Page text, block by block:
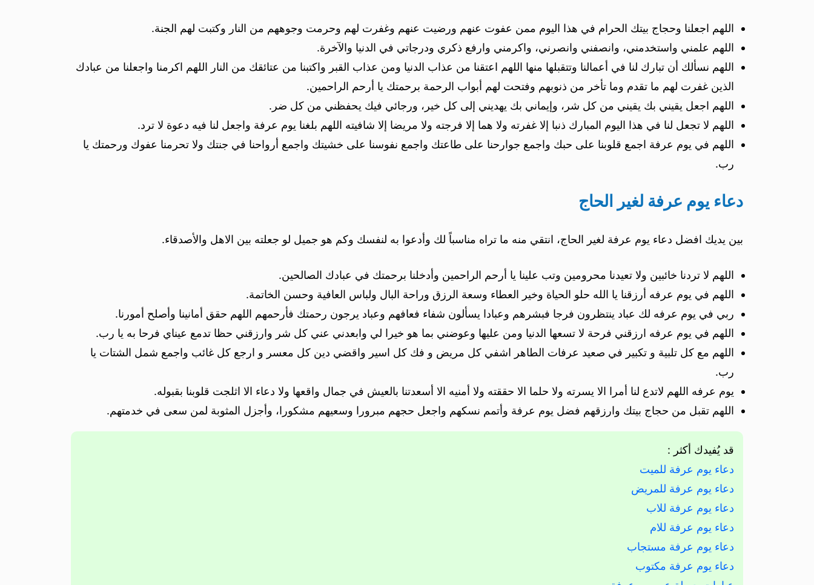
اللهم اجعلنا وحجاج بيتك الحرام في هذا اليوم ممن عفوت عنهم ورضيت عنهم وغفرت لهم وحرمت وجوههم من النار وكتبت لهم الجنة.
اللهم علمني واستخدمني، وانصفني وانصرني، واكرمني وارفع ذكري ودرجاتي في الدنيا والآخرة.
اللهم نسألك أن تبارك لنا في أعمالنا وتتقبلها منها اللهم اعتقنا من عذاب الدنيا ومن عذاب القبر واكتبنا من عتائقك من النار اللهم اكرمنا واجعلنا من عبادك
الذين غفرت لهم ما تقدم وما تأخر من ذنوبهم وفتحت لهم أبواب الرحمة برحمتك يا أرحم الراحمين.
اللهم اجعل يقيني بك يقيني من كل شر، وإيماني بك يهديني إلى كل خير، ورجائي فيك يحفظني من كل ضر.
اللهم لا تجعل لنا في هذا اليوم المبارك ذنبا إلا غفرته ولا هما إلا فرجته ولا مريضا إلا شافيته اللهم بلغنا يوم عرفة واجعل لنا فيه دعوة لا ترد.
اللهم في يوم عرفة اجمع قلوبنا على حبك واجمع جوارحنا على طاعتك واجمع نفوسنا على خشيتك واجمع أرواحنا في جنتك ولا تحرمنا عفوك ورحمتك يا
رب.
دعاء يوم عرفة لغير الحاج
بين يديك افضل دعاء يوم عرفة لغير الحاج، انتقي منه ما تراه مناسباً لك وأدعوا به لنفسك وكم هو جميل لو جعلته بين الاهل والأصدقاء.
اللهم لا تردنا خائبين ولا تعيدنا محرومين وتب علينا يا أرحم الراحمين وأدخلنا برحمتك في عبادك الصالحين.
اللهم في يوم عرفه أرزقنا يا الله حلو الحياة وخير العطاء وسعة الرزق وراحة البال ولباس العافية وحسن الخاتمة.
ربي في يوم عرفه لك عباد ينتظرون فرجا فبشرهم وعبادا يسألون شفاء فعافهم وعباد يرجون رحمتك فأرحمهم اللهم حقق أمانينا وأصلح أمورنا.
اللهم في يوم عرفه ارزقني فرحة لا تسعها الدنيا ومن عليها وعوضني بما هو خيرا لي وابعدني عني كل شر وارزقني حظا تدمع عيناي فرحا به يا رب.
اللهم مع كل تلبية و تكبير في صعيد عرفات الطاهر اشفي كل مريض و فك كل اسير واقضي دين كل معسر و ارجع كل غائب واجمع شمل الشتات يا
رب.
يوم عرفه اللهم لاتدع لنا أمرا الا يسرته ولا حلما الا حققته ولا أمنيه الا أسعدتنا بالعيش في جمال واقعها ولا دعاء الا اثلجت قلوبنا بقبوله.
اللهم تقبل من حجاج بيتك وارزقهم فضل يوم عرفة وأتمم نسكهم واجعل حجهم مبرورا وسعيهم مشكورا، وأجزل المثوبة لمن سعى في خدمتهم.
قد يُفيدك أكثر :
دعاء يوم عرفة للميت
دعاء يوم عرفة للمريض
دعاء يوم عرفة للاب
دعاء يوم عرفة للام
دعاء يوم عرفة مستجاب
دعاء يوم عرفة مكتوب